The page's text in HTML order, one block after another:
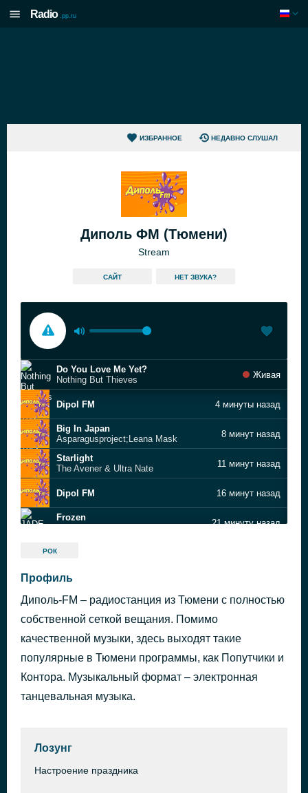
Radio .pp.ru
ИЗБРАННОЕ НЕДАВНО СЛУШАЛ
Диполь ФМ (Тюмени)
Stream
САЙТ HЕТ ЗВУКА?
Do You Love Me Yet?
Nothing But Thieves
Живая
Dipol FM 4 минуты назад
Big In Japan
Asparagusproject;Leana Mask
8 минут назад
Starlight
The Avener & Ultra Nate
11 минут назад
Dipol FM 16 минут назад
Frozen
21 минуту назад
Dipol FM
Paparazzi
I Need a Sign (Show Me Love)
57 минут назад
РОК
Профиль
Диполь-FM – радиостанция из Тюмени с полностью
собственной сеткой вещания. Помимо
качественной музыки, здесь выходят такие
популярные в Тюмени программы, как Попутчики и
Контора. Музыкальный формат – электронная
танцевальная музыка.
Лозунг
Настроение праздника